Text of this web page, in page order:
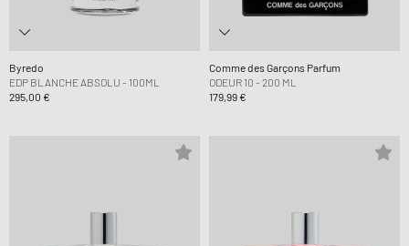
Byredo
EDP BLANCHE ABSOLU - 100ML
295,00 €
Comme des Garçons Parfum
ODEUR 10 - 200 ML
179,99 €